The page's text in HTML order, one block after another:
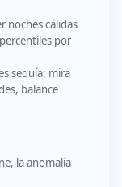
noches cálidas
por
sequía: mira
balance
la anomalía